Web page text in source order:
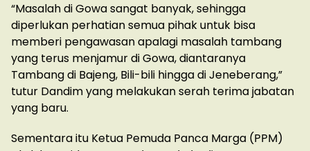
“Masalah di Gowa sangat banyak, sehingga
diperlukan perhatian semua pihak untuk bisa
memberi pengawasan apalagi masalah tambang
yang terus menjamur di Gowa, diantaranya
Tambang di Bajeng, Bili-bili hingga di Jeneberang,”
tutur Dandim yang melakukan serah terima jabatan
yang baru.
Sementara itu Ketua Pemuda Panca Marga (PPM)